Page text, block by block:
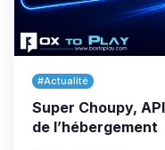
#Actualité
Super Choupy,
de l’hébergement